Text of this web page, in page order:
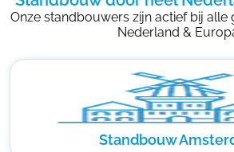
Onze standbouwers zijn actief bij alle
Nederland &
Standbouw